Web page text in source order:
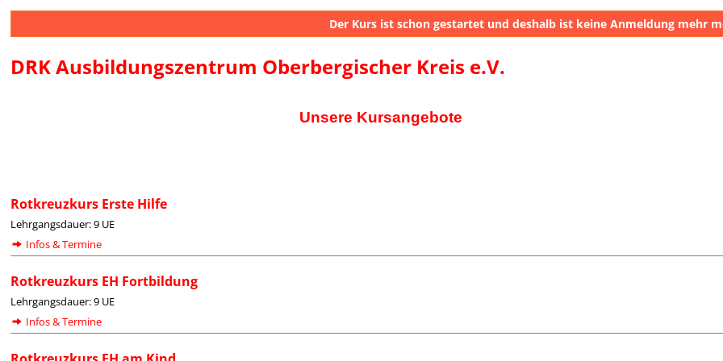
Der Kurs ist schon gestartet und deshalb ist keine Anmeldung mehr
DRK Ausbildungszentrum Oberbergischer Kreis e.V.
Unsere Kursangebote
Rotkreuzkurs Erste Hilfe
Lehrgangsdauer: 9 UE
Infos & Termine
Rotkreuzkurs EH Fortbildung
Lehrgangsdauer: 9 UE
Infos & Termine